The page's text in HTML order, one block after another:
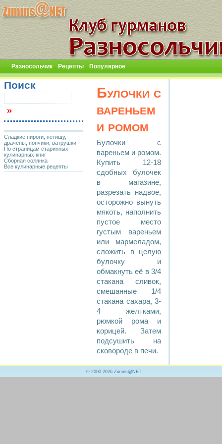
Разносольчик Рецепты Популярное
Булочки с
вареньем
и ромом
Булочки с
вареньем и ромом.
Купить 12-18
сдобных булочек
в магазине,
разрезать надвое,
осторожно вынуть
мякоть, наполнить
пустое место
густым вареньем
или мармеладом,
сложить в целую
булочку и
обмакнуть её в 3/4
стакана сливок,
смешанные 1/4
стакана сахара, 3-
4 желтками,
рюмкой рома и
корицей. Затем
подсушить на
сковороде в печи.
Поиск
Сладкие пироги, петишу,
драчены, пончики, ватрушки
По страницам старинных
кулинарных книг
Сборная солянка
Все кулинарные рецепты
© 2000-2026 Zimins@NET